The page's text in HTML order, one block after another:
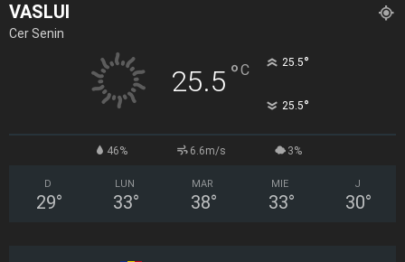
VASLUI
Cer Senin
25.5 °C 25.5°
25.5°
46% 6.6m/s 3%
D
29°
LUN
33°
MAR
38°
MIE
33°
J
30°